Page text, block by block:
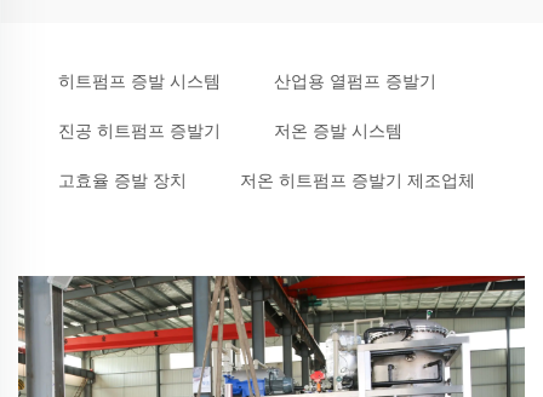
히트펌프 증발 시스템 산업용 열펌프 증발기
진공 히트펌프 증발기 저온 증발 시스템
고효율 증발 장치 저온 히트펌프 증발기 제조업체